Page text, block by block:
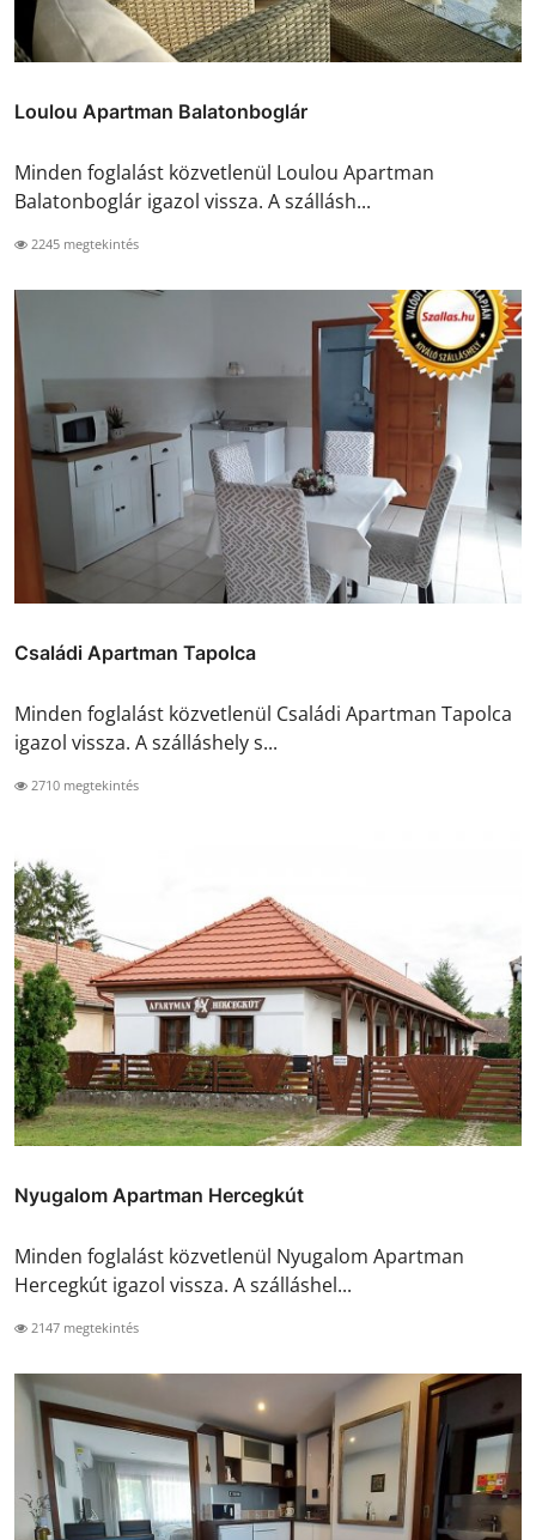
Loulou Apartman Balatonboglár
Minden foglalást közvetlenül Loulou Apartman
Balatonboglár igazol vissza. A szállásh...
2245 megtekintés
Családi Apartman Tapolca
Minden foglalást közvetlenül Családi Apartman Tapolca
igazol vissza. A szálláshely s...
2710 megtekintés
Nyugalom Apartman Hercegkút
Minden foglalást közvetlenül Nyugalom Apartman
Hercegkút igazol vissza. A szálláshel...
2147 megtekintés